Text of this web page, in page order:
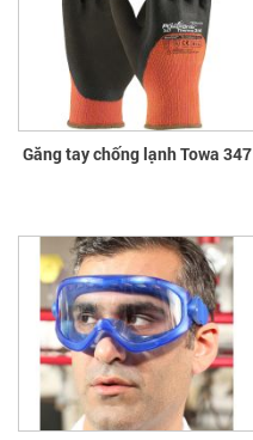
Găng tay chống lạnh Towa 347